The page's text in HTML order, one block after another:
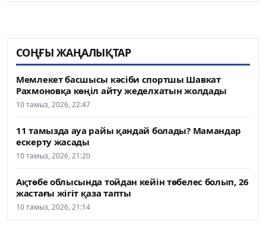
СОҢҒЫ ЖАҢАЛЫҚТАР
Мемлекет басшысы кәсіби спортшы Шавкат
Рахмоновқа көңіл айту жеделхатын жолдады
10 тамыз, 2026, 22:47
11 тамызда ауа райы қандай болады? Мамандар
ескерту жасады
10 тамыз, 2026, 21:20
Ақтөбе облысында тойдан кейін төбелес болып, 26
жастағы жігіт қаза тапты
10 тамыз, 2026, 21:14